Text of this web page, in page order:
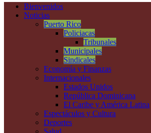
Bienvenidos
Noticias
Puerto Rico
Policiacas
Tribunales
Municipales
Sindicales
Economía y Finanzas
Internacionales
Estados Unidos
República Dominicana
El Caribe y América Latina
Espectáculos y Cultura
Deportes
Salud